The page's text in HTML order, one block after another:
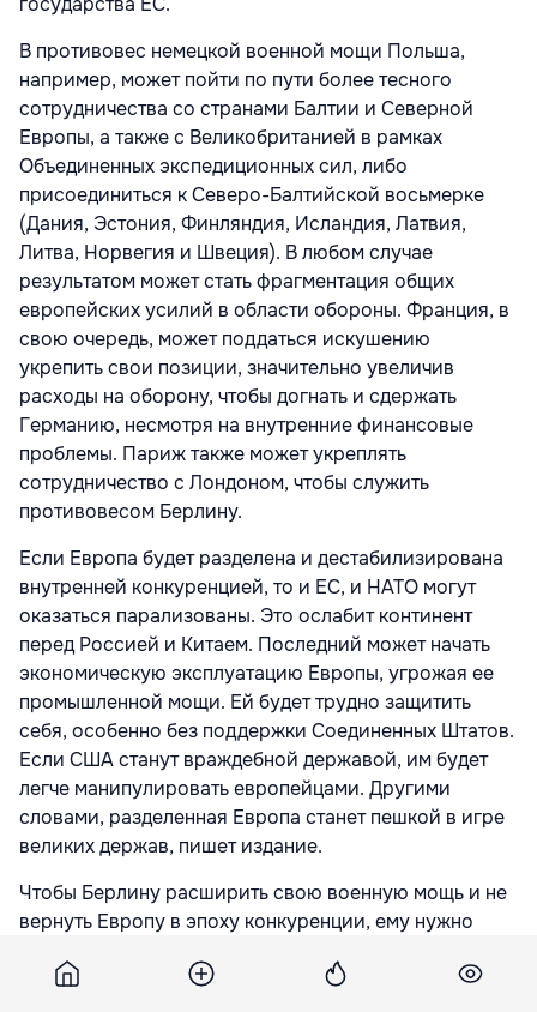
В противовес немецкой военной мощи Польша,
например, может пойти по пути более тесного
сотрудничества со странами Балтии и Северной
Европы, а также с Великобританией в рамках
Объединенных экспедиционных сил, либо
присоединиться к Северо-Балтийской восьмерке
(Дания, Эстония, Финляндия, Исландия, Латвия,
Литва, Норвегия и Швеция). В любом случае
результатом может стать фрагментация общих
европейских усилий в области обороны. Франция, в
свою очередь, может поддаться искушению
укрепить свои позиции, значительно увеличив
расходы на оборону, чтобы догнать и сдержать
Германию, несмотря на внутренние финансовые
проблемы. Париж также может укреплять
сотрудничество с Лондоном, чтобы служить
противовесом Берлину.
Если Европа будет разделена и дестабилизирована
внутренней конкуренцией, то и ЕС, и НАТО могут
оказаться парализованы. Это ослабит континент
перед Россией и Китаем. Последний может начать
экономическую эксплуатацию Европы, угрожая ее
промышленной мощи. Ей будет трудно защитить
себя, особенно без поддержки Соединенных Штатов.
Если США станут враждебной державой, им будет
легче манипулировать европейцами. Другими
словами, разделенная Европа станет пешкой в игре
великих держав, пишет издание.
Чтобы Берлину расширить свою военную мощь и не
вернуть Европу в эпоху конкуренции, ему нужно
европейскими соседями, заключает Foreign Affairs.